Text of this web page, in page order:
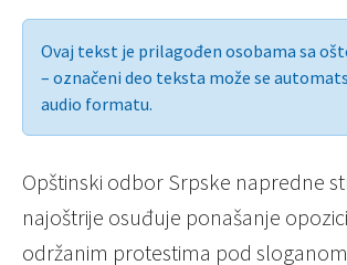
Ovaj tekst je prilagođen osobama sa
– označeni deo teksta može se
audio formatu.
Opštinski odbor Srpske napredne
najoštrije osuđuje ponašanje
održanim protestima pod